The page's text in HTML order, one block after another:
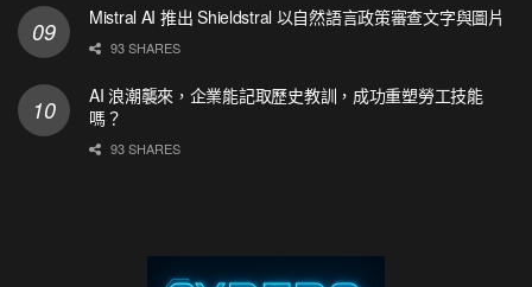
Mistral AI 推出 Shieldstral 以自然語言政策審查文字與圖片
93 SHARES
AI 浪潮襲來，企業能記取歷史教訓，成功重塑勞工技能
嗎？
93 SHARES